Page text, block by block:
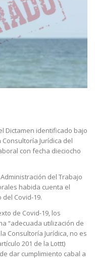
Dictamen identificado bajo
Jurídica del
con fecha dieciocho
del Trabajo
habida cuenta el
Covid-19.
de Covid-19, los
“adecuada utilización de
Consultoría Jurídica, no es
201 de la Lottt)
dar cumplimiento cabal a